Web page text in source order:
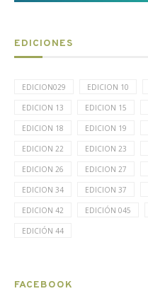
EDICIONES
EDICION029 EDICION 10
EDICION 13 EDICION 15
EDICION 18 EDICION 19
EDICION 22 EDICION 23
EDICION 26 EDICION 27
EDICION 34 EDICION 37
EDICION 42 EDICIÓN 045
EDICIÓN 44
FACEBOOK